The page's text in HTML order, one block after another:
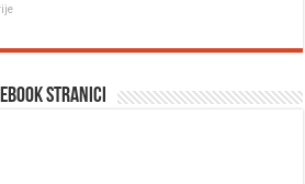
stranici